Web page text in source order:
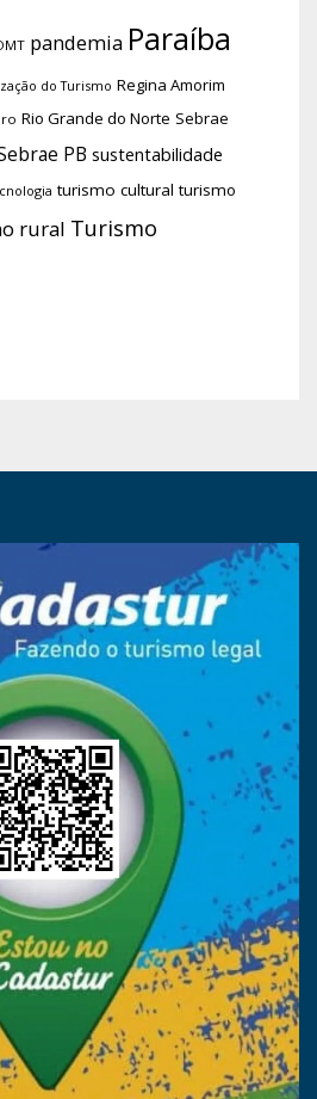
pandemia Paraíba
do Turismo Regina Amorim
Rio Grande do Norte Sebrae
PB sustentabilidade
turismo cultural turismo
rural Turismo